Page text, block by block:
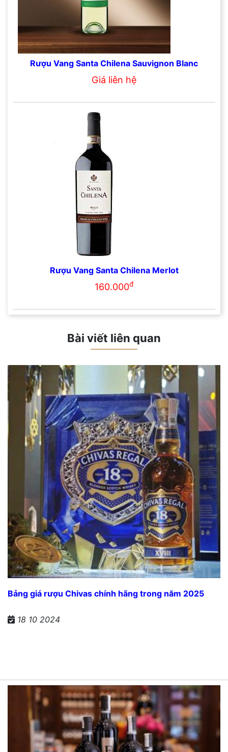
Rượu Vang Santa Chilena Sauvignon Blanc
Giá liên hệ
Rượu Vang Santa Chilena Merlot
160.000đ
Bài viết liên quan
Bảng giá rượu Chivas chính hãng trong năm 2025
18 10 2024